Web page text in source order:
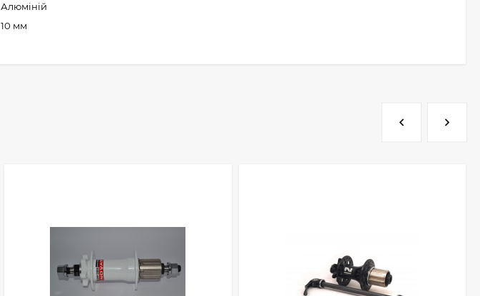
Алюміній
10 мм